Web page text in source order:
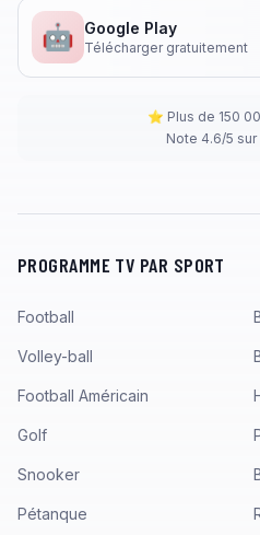
🤖 Google Play
Télécharger gratuitement
⭐ Plus de 150
Note 4.6/5
PROGRAMME TV PAR SPORT
Football
Volley-ball
Football Américain
Golf
Snooker
Pétanque